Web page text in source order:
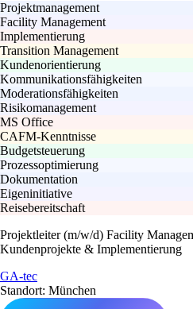
Projektmanagement
Facility Management
Implementierung
Transition Management
Kundenorientierung
Kommunikationsfähigkeiten
Moderationsfähigkeiten
Risikomanagement
MS Office
CAFM-Kenntnisse
Budgetsteuerung
Prozessoptimierung
Dokumentation
Eigeninitiative
Reisebereitschaft
Projektleiter (m/w/d) Facility
Kundenprojekte & Implementierung
GA-tec
Standort: München